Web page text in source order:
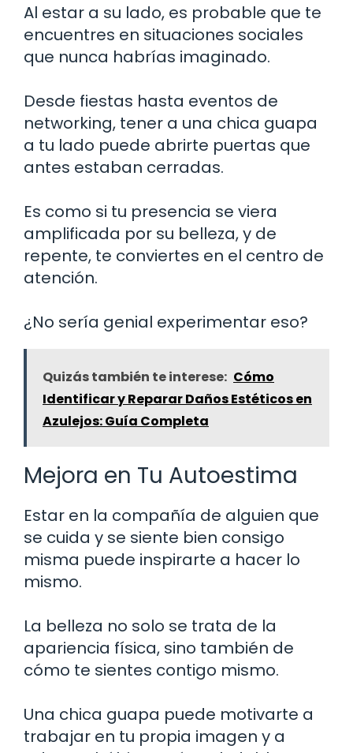
Al estar a su lado, es probable que te
encuentres en situaciones sociales
que nunca habrías imaginado.
Desde fiestas hasta eventos de
networking, tener a una chica guapa
a tu lado puede abrirte puertas que
antes estaban cerradas.
Es como si tu presencia se viera
amplificada por su belleza, y de
repente, te conviertes en el centro de
atención.
¿No sería genial experimentar eso?
Quizás también te interese: Cómo
Identificar y Reparar Daños Estéticos en
Azulejos: Guía Completa
Mejora en Tu Autoestima
Estar en la compañía de alguien que
se cuida y se siente bien consigo
misma puede inspirarte a hacer lo
mismo.
La belleza no solo se trata de la
apariencia física, sino también de
cómo te sientes contigo mismo.
Una chica guapa puede motivarte a
trabajar en tu propia imagen y a